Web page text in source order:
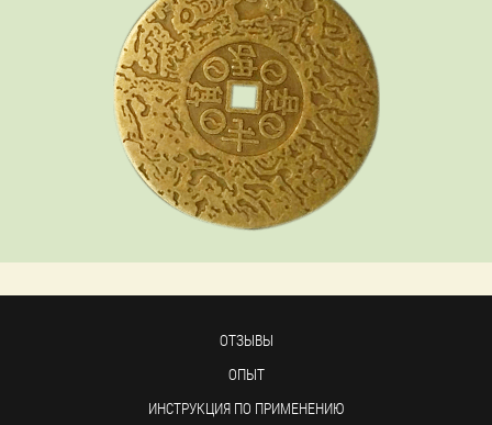
ОТЗЫВЫ
ОПЫТ
ИНСТРУКЦИЯ ПО ПРИМЕНЕНИЮ